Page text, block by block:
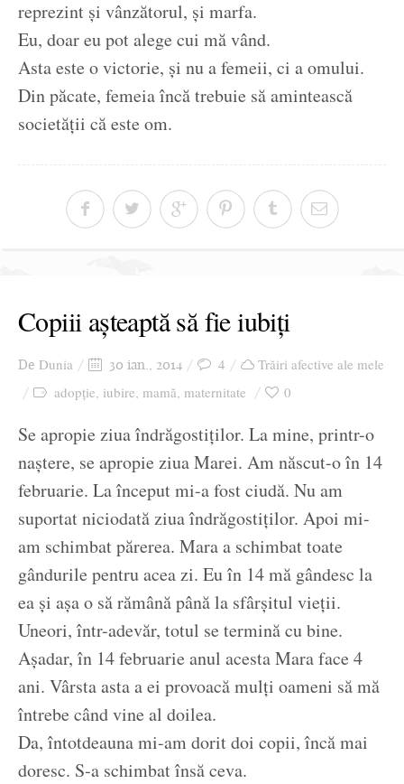
reprezint și vânzătorul, și marfa.
Eu, doar eu pot alege cui mă vând.
Asta este o victorie, și nu a femeii, ci a omului.
Din păcate, femeia încă trebuie să amintească
societății că este om.
Copiii așteaptă să fie iubiți
De Dunia 30 ian., 2014 4
Trăiri afective ale mele
adopție, iubire, mamă, maternitate 0
Se apropie ziua îndrăgostiților. La mine, printr-o
naștere, se apropie ziua Marei. Am născut-o în 14
februarie. La început mi-a fost ciudă. Nu am
suportat niciodată ziua îndrăgostiților. Apoi mi-
am schimbat părerea. Mara a schimbat toate
gândurile pentru acea zi. Eu în 14 mă gândesc la
ea și așa o să rămână până la sfârșitul vieții.
Uneori, într-adevăr, totul se termină cu bine.
Așadar, în 14 februarie anul acesta Mara face 4
ani. Vârsta asta a ei provoacă mulți oameni să mă
întrebe când vine al doilea.
Da, întotdeauna mi-am dorit doi copii, încă mai
doresc. S-a schimbat însă ceva.